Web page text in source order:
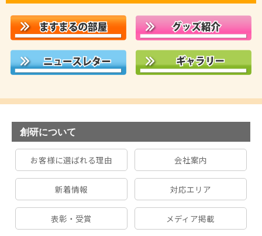
創研について
お客様に選ばれる理由 会社案内
新着情報 対応エリア
表彰・受賞 メディア掲載